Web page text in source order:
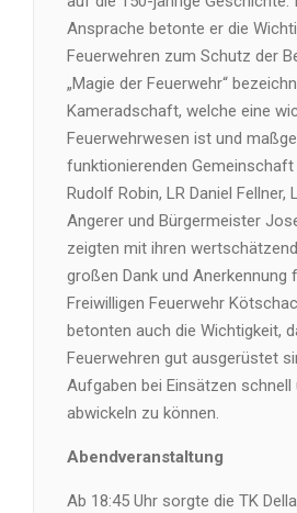
Ansprache betonte er die
Feuerwehren zum Schutz der
„Magie der Feuerwehr“
Kameradschaft, welche eine
Feuerwehrwesen ist und
funktionierenden Gemeinschaft
Rudolf Robin, LR Daniel Fellner,
Angerer und Bürgermeister
zeigten mit ihren
großen Dank und Anerkennung
Freiwilligen Feuerwehr
betonten auch die Wichtigkeit,
Feuerwehren gut ausgerüstet
Aufgaben bei Einsätzen schnell
abwickeln zu können.
Abendveranstaltung
Ab 18:45 Uhr sorgte die TK